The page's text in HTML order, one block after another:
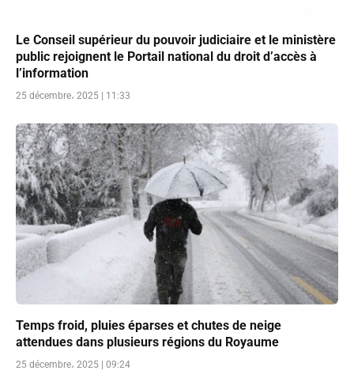
Le Conseil supérieur du pouvoir judiciaire et le ministère
public rejoignent le Portail national du droit d’accès à
l’information
25 décembre، 2025 | 11:33
Temps froid, pluies éparses et chutes de neige
attendues dans plusieurs régions du Royaume
25 décembre، 2025 | 09:24